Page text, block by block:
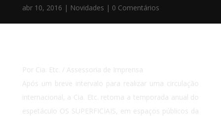
abr 10, 2016 | Novidades | 0 Comentários
Por Cia. Etc. / Assessoria de Imprensa
Após um breve intervalo para realizar uma circulação
internacional, a Cia. Etc. retoma a temporada anual do
espetáculo OS SUPERFICIAIS, em espaços públicos da